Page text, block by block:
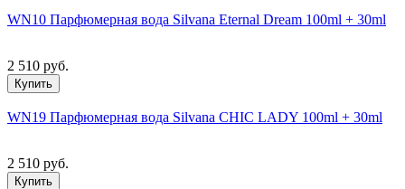
WN10 Парфюмерная вода Silvana Eternal Dream 100ml + 30ml
2 510 руб.
Купить
WN19 Парфюмерная вода Silvana CHIC LADY 100ml + 30ml
2 510 руб.
Купить